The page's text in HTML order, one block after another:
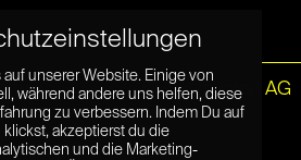
© Netzpiloten AG
unserer Website. Einige von
während andere uns helfen, diese
zu verbessern. Indem Du auf
akzeptierst du die
und die Marketing-